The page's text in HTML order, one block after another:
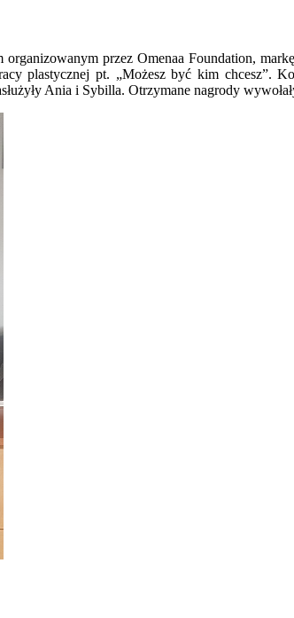
organizowanym przez Omenaa Foundation,
plastycznej pt. „Możesz być kim chcesz”.
Ania i Sybilla. Otrzymane nagrody